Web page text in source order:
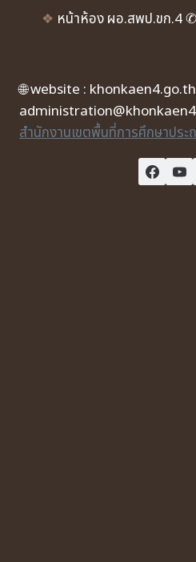
❖ หน้าห้อง ผอ.สพป.ขก.4
🌐 website :
สำนักงานเขตพื้นที่การศึกษาปร